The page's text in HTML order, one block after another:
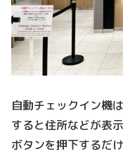
自動チェックイン機
すると住所などが表
ボタンを押下するだ